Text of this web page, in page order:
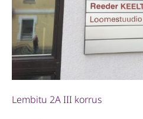
Lembitu 2A III korrus